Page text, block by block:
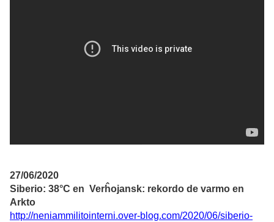
27/06/2020
Siberio: 38°C en Verĥojansk: rekordo de varmo en
Arkto
http://neniammilitointerni.over-blog.com/2020/06/siberio-